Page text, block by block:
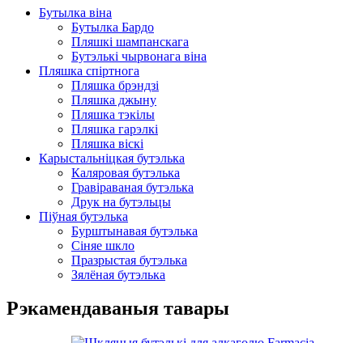
Бутылка віна
Бутылка Бардо
Пляшкі шампанскага
Бутэлькі чырвонага віна
Пляшка спіртнога
Пляшка брэндзі
Пляшка джыну
Пляшка тэкілы
Пляшка гарэлкі
Пляшка віскі
Карыстальніцкая бутэлька
Каляровая бутэлька
Гравіраваная бутэлька
Друк на бутэльцы
Піўная бутэлька
Бурштынавая бутэлька
Сіняе шкло
Празрыстая бутэлька
Зялёная бутэлька
Рэкамендаваныя тавары